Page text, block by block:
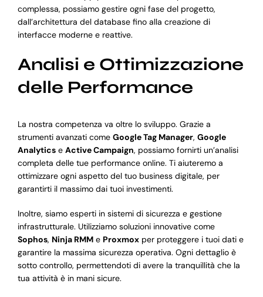
complessa, possiamo gestire ogni fase del progetto,
dall’architettura del database fino alla creazione di
interfacce moderne e reattive.
Analisi e Ottimizzazione
delle Performance
La nostra competenza va oltre lo sviluppo. Grazie a
strumenti avanzati come Google Tag Manager, Google
Analyticse Active Campaign, possiamo fornirti un’analisi
completa delle tue performance online. Ti aiuteremo a
ottimizzare ogni aspetto del tuo business digitale, per
garantirti il massimo dai tuoi investimenti.
Inoltre, siamo esperti in sistemi di sicurezza e gestione
infrastrutturale. Utilizziamo soluzioni innovative come
Sophos, Ninja RMMe Proxmoxper proteggere i tuoi dati e
garantire la massima sicurezza operativa. Ogni dettaglio è
sotto controllo, permettendoti di avere la tranquillità che la
tua attività è in mani sicure.